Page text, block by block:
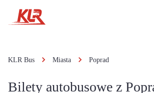
KLR Bus Miasta Poprad
Bilety autobusowe z